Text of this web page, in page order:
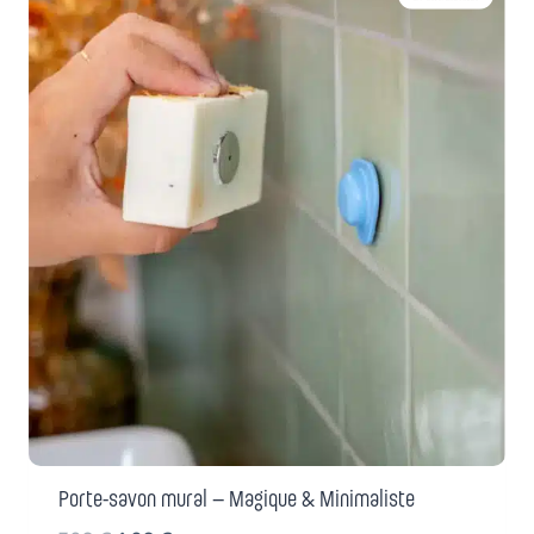
Porte-savon mural – Magique & Minimaliste